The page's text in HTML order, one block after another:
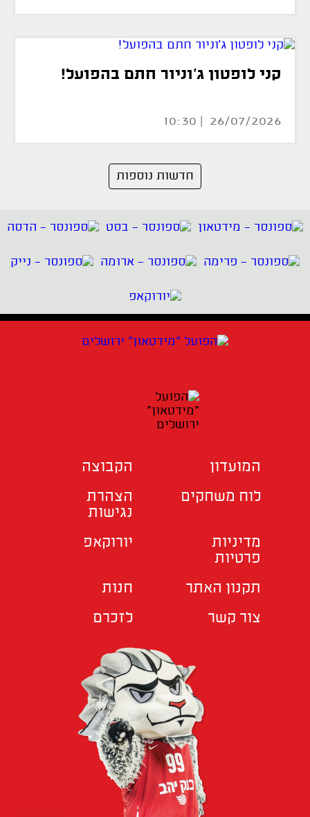
קני לופטון ג'וניור חתם בהפועל!
26/07/2026 | 10:30
חדשות נוספות
המועדון
הקבוצה
לוח משחקים
הצהרת
נגישות
מדיניות
פרטיות
יורוקאפ
תקנון האתר
חנות
צור קשר
לזכרם